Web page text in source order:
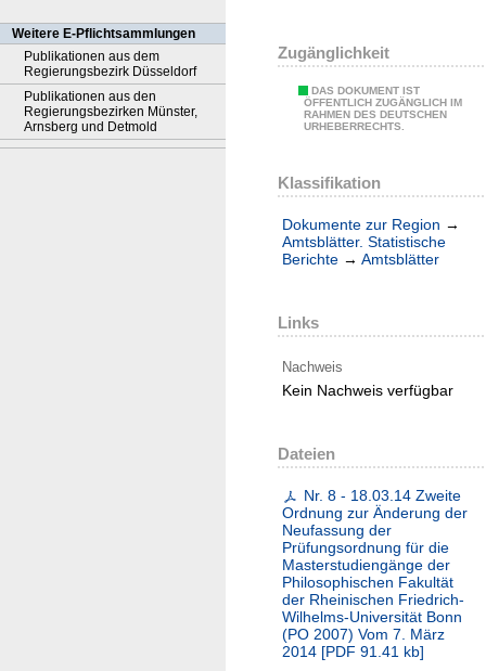
Weitere E-Pflichtsammlungen
Publikationen aus dem
Regierungsbezirk Düsseldorf
Publikationen aus den
Regierungsbezirken Münster,
Arnsberg und Detmold
Zugänglichkeit
DAS DOKUMENT IST
ÖFFENTLICH ZUGÄNGLICH IM
RAHMEN DES DEUTSCHEN
URHEBERRECHTS.
Klassifikation
Dokumente zur Region →
Amtsblätter. Statistische
Berichte → Amtsblätter
Links
Nachweis
Kein Nachweis verfügbar
Dateien
Nr. 8 - 18.03.14 Zweite
Ordnung zur Änderung der
Neufassung der
Prüfungsordnung für die
Masterstudiengänge der
Philosophischen Fakultät
der Rheinischen Friedrich-
Wilhelms-Universität Bonn
(PO 2007) Vom 7. März
2014 [PDF 91.41 kb]